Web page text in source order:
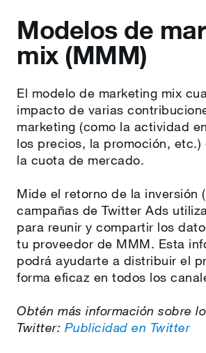
Modelos de
mix (MMM)
El modelo de marketing mix
impacto de varias
marketing (como la actividad
los precios, la promoción, etc.)
la cuota de mercado.
Mide el retorno de la inversión
campañas de Twitter Ads
para reunir y compartir los
tu proveedor de MMM. Esta
podrá ayudarte a distribuir el
forma eficaz en todos los
Obtén más información sobre
Twitter: Publicidad en Twitter